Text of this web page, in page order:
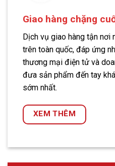
Giao hàng chặng
Dịch vụ giao hàng tận nơi
trên toàn quốc, đáp ứng
thương mại điện tử và
đưa sản phẩm đến tay
sớm nhất.
XEM THÊM